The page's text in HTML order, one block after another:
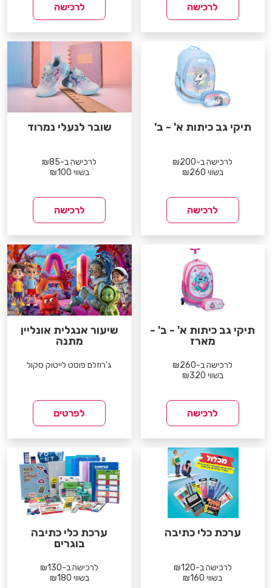
לרכישה לרכישה
תיקי גב כיתות א' - ב'
לרכישה ב-₪200
בשווי ₪260
לרכישה
שובר לנעלי נמרוד
לרכישה ב-₪85
בשווי ₪100
לרכישה
תיקי גב כיתות א' - ב' -
מארז
לרכישה ב-₪260
בשווי ₪320
לרכישה
שיעור אנגלית אונליין
מתנה
ג'רוזלם פוסט לייטוק סקול
לפרטים
ערכת כלי כתיבה
לרכישה ב-₪120
בשווי ₪160
ערכת כלי כתיבה
בוגרים
לרכישה ב-₪130
בשווי ₪180